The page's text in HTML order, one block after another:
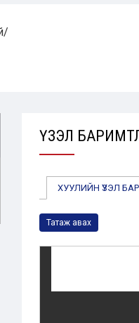
ҮЗЭЛ
ХУУЛИЙН ҮЗЭЛ
Татаж авах